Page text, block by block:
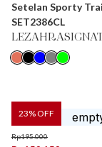
Setelan Sporty
SET2386CL
23% OFF
Rp195.000